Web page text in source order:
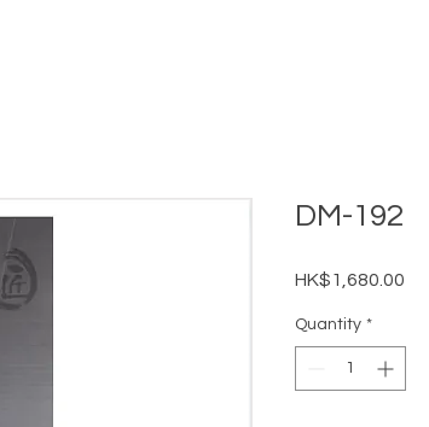
DM-192
HK$1,680.00
Quantity *